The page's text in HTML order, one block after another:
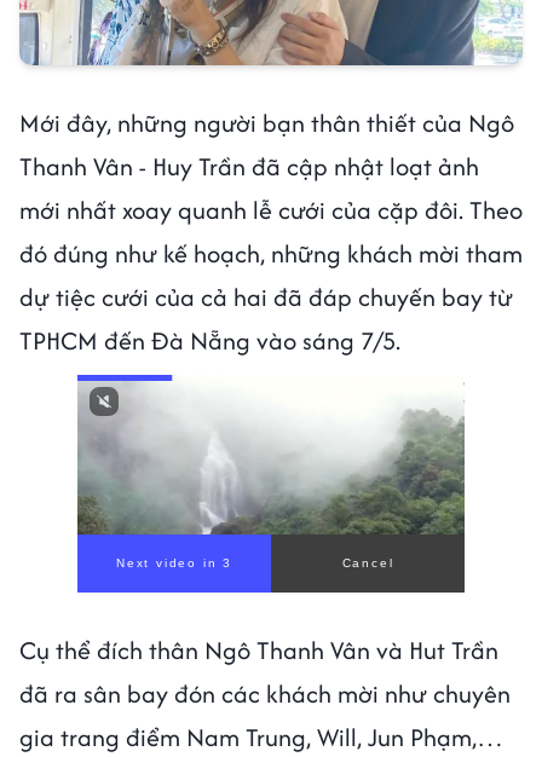
Mới đây, những người bạn thân thiết của Ngô
Thanh Vân - Huy Trần đã cập nhật loạt ảnh
mới nhất xoay quanh lễ cưới của cặp đôi. Theo
đó đúng như kế hoạch, những khách mời tham
dự tiệc cưới của cả hai đã đáp chuyến bay từ
TPHCM đến Đà Nẵng vào sáng 7/5.
Next video in 1 Cancel
Cụ thể đích thân Ngô Thanh Vân và Hut Trần
đã ra sân bay đón các khách mời như chuyên
gia trang điểm Nam Trung, Will, Jun Phạm,…